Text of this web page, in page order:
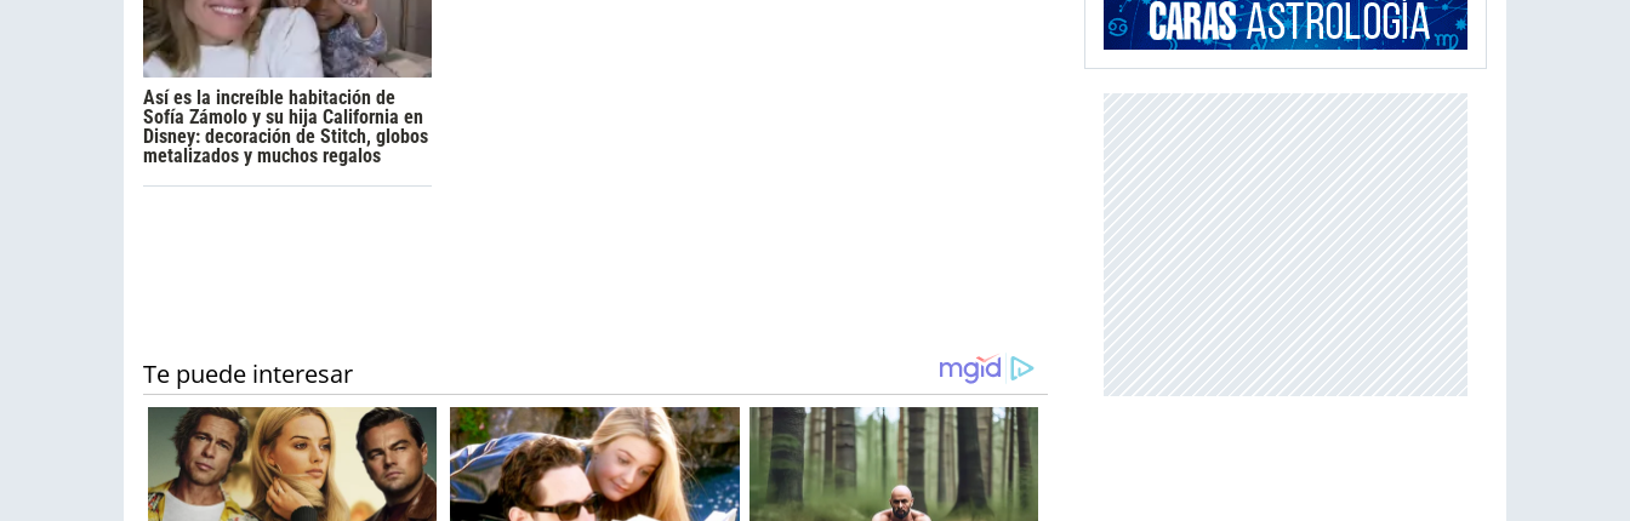
Así es la increíble habitación de
Sofía Zámolo y su hija California en
Disney: decoración de Stitch, globos
metalizados y muchos regalos